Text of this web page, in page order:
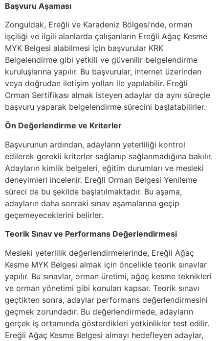
Başvuru Aşaması
Zonguldak, Ereğli ve Karadeniz Bölgesi’nde, orman
işçiliği ve ilgili alanlarda çalışanların Ereğli Ağaç Kesme
MYK Belgesi alabilmesi için başvurular KRK
Belgelendirme gibi yetkili ve güvenilir belgelendirme
kuruluşlarına yapılır. Bu başvurular, internet üzerinden
veya doğrudan iletişim yolları ile yapılabilir. Ereğli
Orman Sertifikası almak isteyen adaylar da aynı süreçle
başvuru yaparak belgelendirme sürecini başlatabilirler.
Ön Değerlendirme ve Kriterler
Başvurunun ardından, adayların yeterliliği kontrol
edilerek gerekli kriterler sağlanıp sağlanmadığına bakılır.
Adayların kimlik belgeleri, eğitim durumları ve mesleki
deneyimleri incelenir. Ereğli Orman Belgesi Yenileme
süreci de bu şekilde başlatılmaktadır. Bu aşama,
adayların daha sonraki sınav aşamalarına geçip
geçemeyeceklerini belirler.
Teorik Sınav ve Performans Değerlendirmesi
Mesleki yeterlilik değerlendirmelerinde, Ereğli Ağaç
Kesme MYK Belgesi almak için öncelikle teorik sınavlar
yapılır. Bu sınavlar, orman üretimi, ağaç kesme teknikleri
ve orman yönetimi gibi konuları kapsar. Teorik sınavı
geçtikten sonra, adaylar performans değerlendirmesini
geçmek zorundadır. Bu değerlendirmede, adayların
gerçek iş ortamında gösterdikleri yetkinlikler test edilir.
Ereğli Ağaç Kesme Belgesi almayı hedefleyen adaylar,